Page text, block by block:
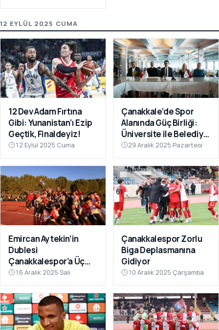
12 EYLÜL 2025 CUMA
12 Dev Adam Fırtına
Gibi: Yunanistan’ı Ezip
Geçtik, Finaldeyiz!
12 Eylül 2025 Cuma
Çanakkale’de Spor
Alanında Güç Birliği:
Üniversite ile Belediye
Kulüpleri İş Birliği Yaptı
29 Aralık 2025 Pazartesi
Emircan Aytekin’in
Dublesi
Çanakkalespor’a Üç
Puanı Getirdi
16 Aralık 2025 Salı
Çanakkalespor Zorlu
Biga Deplasmanına
Gidiyor
10 Aralık 2025 Çarşamba